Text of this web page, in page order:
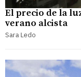
El precio de la
verano alcista
Sara Ledo